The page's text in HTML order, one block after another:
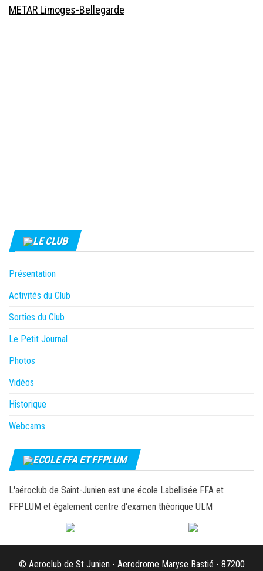
METAR Limoges-Bellegarde
LE CLUB
Présentation
Activités du Club
Sorties du Club
Le Petit Journal
Photos
Vidéos
Historique
Webcams
ECOLE FFA ET FFPLUM
L'aéroclub de Saint-Junien est une école Labellisée FFA et
FFPLUM et également centre d'examen théorique ULM
© Aeroclub de St Junien - Aerodrome Maryse Bastié - 87200